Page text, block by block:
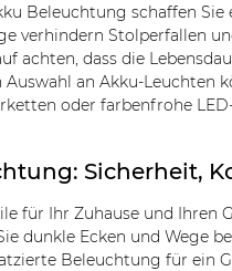
Beleuchtung schaffen
verhindern Stolperfallen
achten, dass die
an Akku-Leuchten
oder farbenfrohe
Sicherheit,
für Ihr Zuhause und Ihren
dunkle Ecken und Wege
Beleuchtung für ein